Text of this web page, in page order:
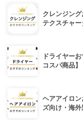
クレンジン
テクスチャー
ドライヤー
コスパ商品】
ヘアアイロ
ズ向け・海外